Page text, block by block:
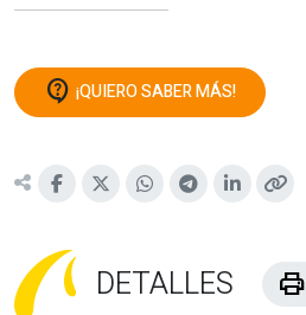
contact_support ¡QUIERO SABER MÁS!
DETALLES print